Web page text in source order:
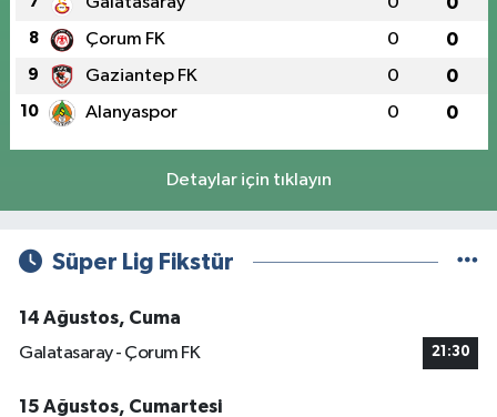
8 Çorum FK 0 0
9 Gaziantep FK 0 0
10 Alanyaspor 0 0
Detaylar için tıklayın
Süper Lig Fikstür
14 Ağustos, Cuma
Galatasaray - Çorum FK
21:30
15 Ağustos, Cumartesi